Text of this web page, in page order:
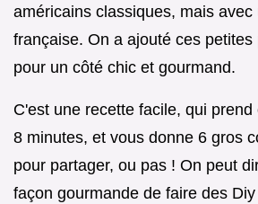
américains classiques, mais avec
française. On a ajouté ces
pour un côté chic et gourmand.
C'est une recette facile, qui
8 minutes, et vous donne 6 gros
pour partager, ou pas ! On peut
façon gourmande de faire des